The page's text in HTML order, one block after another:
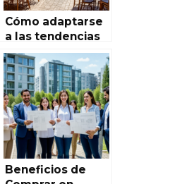
Cómo adaptarse
a las tendencias
ecológicas y
sostenibles en las
viviendas
españolas
Beneficios de